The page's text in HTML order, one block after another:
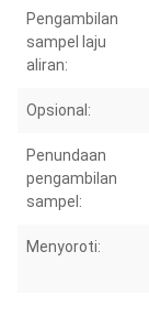
Pengambilan
sampel laju
aliran:
Opsional:
Penundaan
pengambilan
sampel:
Menyoroti: